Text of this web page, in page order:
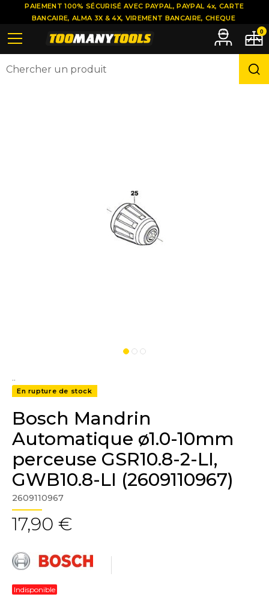
..
En rupture de stock
Bosch Mandrin
Automatique ø1.0-10mm
perceuse GSR10.8-2-LI,
GWB10.8-LI (2609110967)
2609110967
17,90 €
Indisponible
PAIEMENT 100% SÉCURISÉ AVEC PAYPAL, PAYPAL 4x, CARTE
BANCAIRE, ALMA 3X & 4X, VIREMENT BANCAIRE, CHEQUE
0